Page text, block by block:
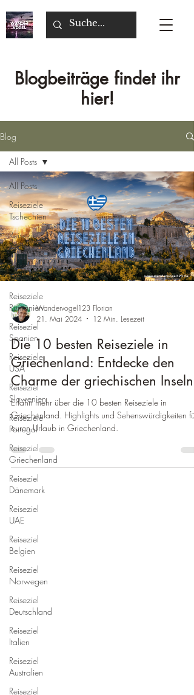
Blogbeiträge findet ihr
hier!
Blog
All Posts
Reiseziele
Tschechien
Reiseziel
Malta
Reiseziele
Hessen
Reiseziele
Rumänien
Reiseziel
Spanien
Reiseziele
USA
Reiseziel
Slowenien
Reiseziele
Portugal
Reiseziel
Griechenland
Reiseziel
Dänemark
Reiseziel
UAE
Reiseziel
Belgien
Reiseziel
Norwegen
Reiseziel
Deutschland
Reiseziel
Italien
Reiseziel
Australien
Reiseziel
All Posts
Wandervogel123 Florian
21. Mai 2024
12 Min. Lesezeit
Die 10 besten Reiseziele in
Griechenland: Entdecke den
Charme der griechischen Inseln
Erfahrt mehr über die 10 besten Reiseziele in
Griechenland. Highlights und Sehenswürdigkeiten für
euren Urlaub in Griechenland.